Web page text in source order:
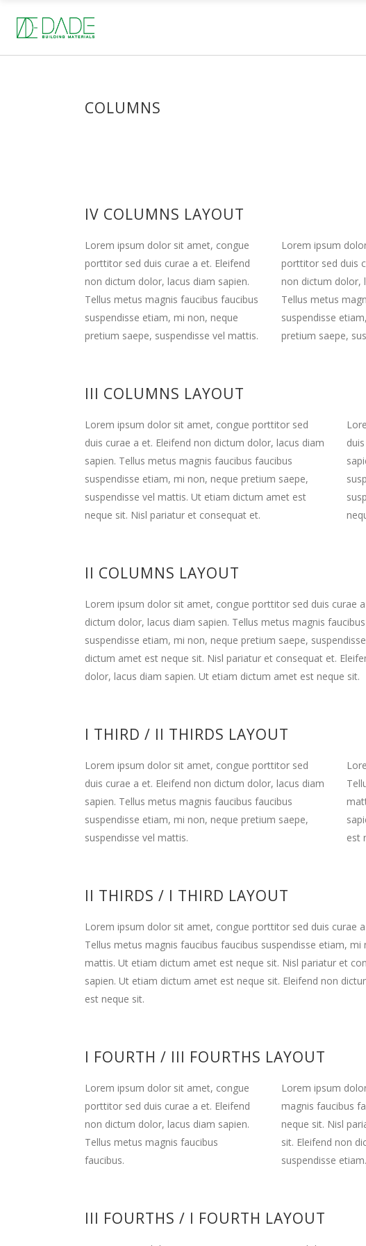
COLUMNS
IV COLUMNS LAYOUT
Lorem ipsum dolor sit amet, congue
porttitor sed duis curae a et. Eleifend
non dictum dolor, lacus diam sapien.
Tellus metus magnis faucibus faucibus
suspendisse etiam, mi non, neque
pretium saepe, suspendisse vel mattis.
Lorem ipsum
porttitor sed duis
non dictum dolor,
Tellus metus
suspendisse
pretium saepe,
III COLUMNS LAYOUT
Lorem ipsum dolor sit amet, congue porttitor sed
duis curae a et. Eleifend non dictum dolor, lacus diam
sapien. Tellus metus magnis faucibus faucibus
suspendisse etiam, mi non, neque pretium saepe,
suspendisse vel mattis. Ut etiam dictum amet est
neque sit. Nisl pariatur et consequat et.
II COLUMNS LAYOUT
Lorem ipsum dolor sit amet, congue porttitor sed duis curae
dictum dolor, lacus diam sapien. Tellus metus magnis
suspendisse etiam, mi non, neque pretium saepe,
dictum amet est neque sit. Nisl pariatur et consequat et.
dolor, lacus diam sapien. Ut etiam dictum amet est neque sit.
I THIRD / II THIRDS LAYOUT
Lorem ipsum dolor sit amet, congue porttitor sed
duis curae a et. Eleifend non dictum dolor, lacus diam
sapien. Tellus metus magnis faucibus faucibus
suspendisse etiam, mi non, neque pretium saepe,
suspendisse vel mattis.
est
II THIRDS / I THIRD LAYOUT
Lorem ipsum dolor sit amet, congue porttitor sed duis curae
Tellus metus magnis faucibus faucibus suspendisse etiam,
mattis. Ut etiam dictum amet est neque sit. Nisl pariatur et
sapien. Ut etiam dictum amet est neque sit. Eleifend non
est neque sit.
I FOURTH / III FOURTHS LAYOUT
Lorem ipsum dolor sit amet, congue
porttitor sed duis curae a et. Eleifend
non dictum dolor, lacus diam sapien.
Tellus metus magnis faucibus
faucibus.
Lorem ipsum
magnis faucibus
neque sit. Nisl
sit. Eleifend non
suspendisse etiam.
III FOURTHS / I FOURTH LAYOUT